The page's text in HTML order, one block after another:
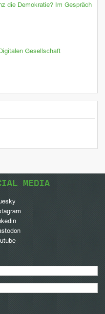
die Demokratie? Im Gespräch
Gesellschaft
MEDIA